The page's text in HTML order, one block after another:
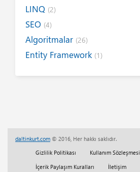
LINQ (2)
SEO (4)
Algoritmalar (26)
Entity Framework (1)
Eğitim
daltinkurt.com © 2016, Her hakkı saklıdır.
Gizlilik Politikası
Kullanım Sözleşmesi
İçerik Paylaşım Kuralları
İletişim